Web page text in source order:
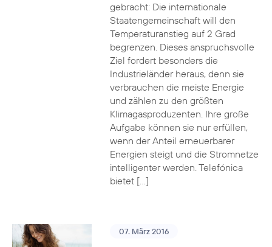
gebracht: Die internationale
Staatengemeinschaft will den
Temperaturanstieg auf 2 Grad
begrenzen. Dieses anspruchsvolle
Ziel fordert besonders die
Industrieländer heraus, denn sie
verbrauchen die meiste Energie
und zählen zu den größten
Klimagasproduzenten. Ihre große
Aufgabe können sie nur erfüllen,
wenn der Anteil erneuerbarer
Energien steigt und die Stromnetze
intelligenter werden. Telefónica
bietet […]
07. März 2016